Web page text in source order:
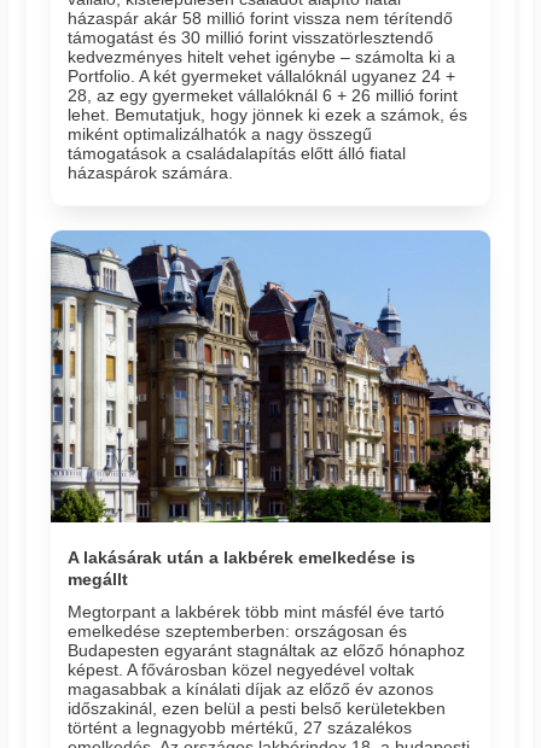
házaspár akár 58 millió forint vissza nem térítendő
támogatást és 30 millió forint visszatörlesztendő
kedvezményes hitelt vehet igénybe – számolta ki a
Portfolio. A két gyermeket vállalóknál ugyanez 24 +
28, az egy gyermeket vállalóknál 6 + 26 millió forint
lehet. Bemutatjuk, hogy jönnek ki ezek a számok, és
miként optimalizálhatók a nagy összegű
támogatások a családalapítás előtt álló fiatal
házaspárok számára.
A lakásárak után a lakbérek emelkedése is
megállt
Megtorpant a lakbérek több mint másfél éve tartó
emelkedése szeptemberben: országosan és
Budapesten egyaránt stagnáltak az előző hónaphoz
képest. A fővárosban közel negyedével voltak
magasabbak a kínálati díjak az előző év azonos
időszakinál, ezen belül a pesti belső kerületekben
történt a legnagyobb mértékű, 27 százalékos